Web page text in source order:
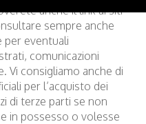
anche il link ai siti
sempre anche
per eventuali
comunicazioni
Vi consigliamo anche di
per l’acquisto dei
di terze parti se non
in possesso o volesse